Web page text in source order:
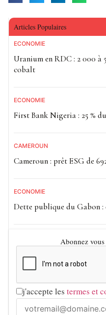
Articles Populaires
ECONOMIE
Uranium en RDC : 2 000 à
cobalt
ECONOMIE
First Bank Nigeria : 25 %
CAMEROUN
Cameroun : prêt ESG de
ECONOMIE
Dette publique du Gabon :
Abonnez
j'accepte les termes et